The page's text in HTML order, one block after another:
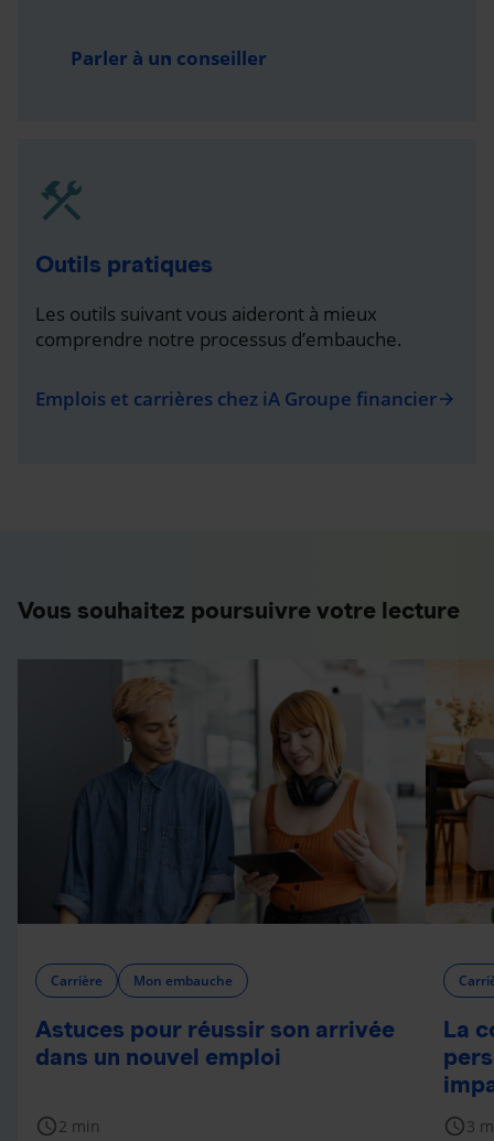
Parler à un conseiller
Outils pratiques
Les outils suivant vous aideront à mieux
comprendre notre processus d’embauche.
Emplois et carrières chez iA Groupe financierarrow_forward
Vous souhaitez poursuivre votre lecture
Carrière Mon embauche
Astuces pour réussir son arrivée
dans un nouvel emploi
schedule2 min
La
schedule 3